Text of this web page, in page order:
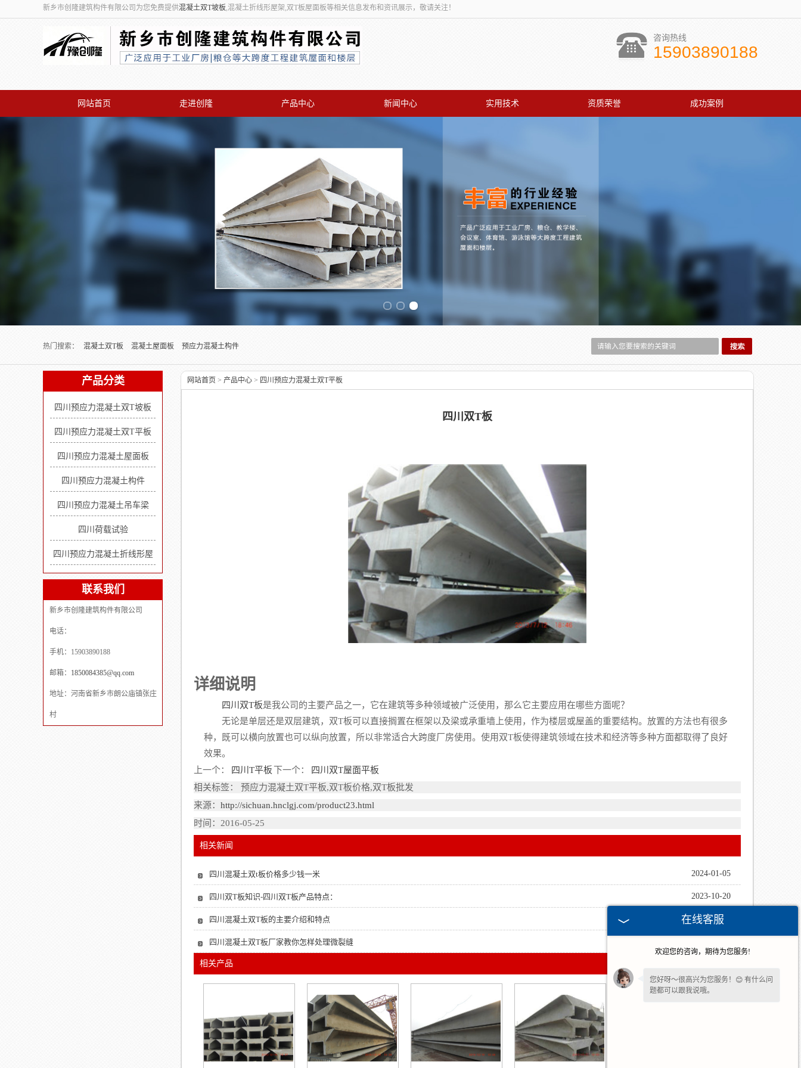
新乡市创隆建筑构件有限公司为您免费提供混凝土双T坡板,混凝土折线形屋架,双T板屋面板等相关信息发布和资讯展示，敬请关注！
咨询热线
15903890188
网站首页 走进创隆 产品中心 新闻中心 实用技术 资质荣誉 成功案例
热门搜索：
混凝土双T板 混凝土屋面板 预应力混凝土构件
产品分类
四川预应力混凝土双T坡板
四川预应力混凝土双T平板
四川预应力混凝土屋面板
四川预应力混凝土构件
四川预应力混凝土吊车梁
四川荷载试验
四川预应力混凝土折线形屋
联系我们
新乡市创隆建筑构件有限公司
电话：
手机：15903890188
邮箱： 1850084385@qq.com
地址：河南省新乡市朗公庙镇张庄
村
网站首页 > 产品中心 > 四川预应力混凝土双T平板
四川双T板
详细说明
四川双T板是我公司的主要产品之一，它在建筑等多种领域被广泛使用，那么它主要应用在哪些方面呢？
无论是单层还是双层建筑，双T板可以直接搁置在框架以及梁或承重墙上使用，作为楼层或屋盖的重要结构。放置的方法也有很多
种，既可以横向放置也可以纵向放置，所以非常适合大跨度厂房使用。使用双T板使得建筑领域在技术和经济等多种方面都取得了良好
效果。
上一个：
四川T平板 下一个：
四川双T屋面平板
相关标签： 预应力混凝土双T平板,双T板价格,双T板批发
来源： http://sichuan.hnclgj.com/product23.html
时间：2016-05-25
相关新闻
2024-01-05
四川混凝土双t板价格多少钱一米
2023-10-20
四川双T板知识-四川双T板产品特点：
2023-10-13
四川混凝土双T板的主要介绍和特点
四川混凝土双T板厂家教你怎样处理微裂缝
相关产品
在线客服
欢迎您的咨询，期待为您服务!
您好呀～很高兴为您服务！😊 有什么问
题都可以跟我说哦。